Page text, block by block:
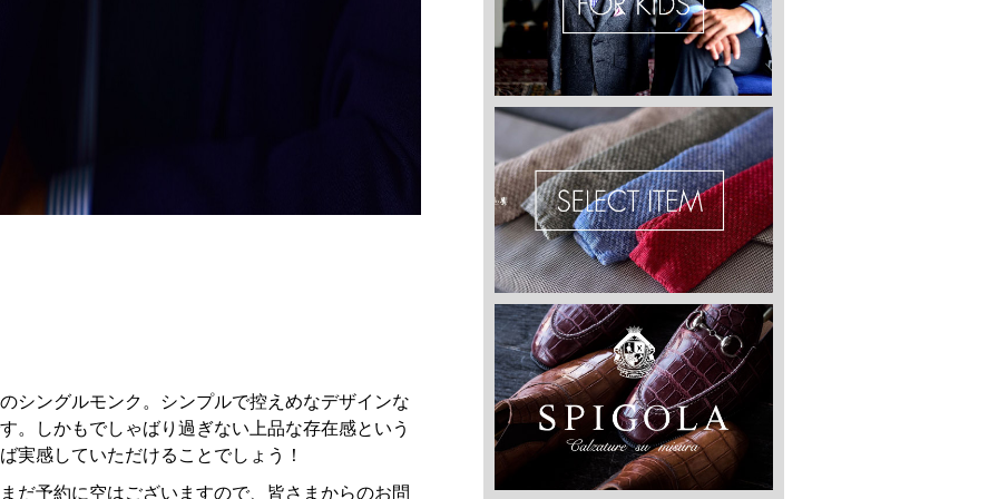
シングルモンク。シンプルで控えめなデザインな
。しかもでしゃばり過ぎない上品な存在感という
実感していただけることでしょう！
だ予約に空はございますので、皆さまからのお問